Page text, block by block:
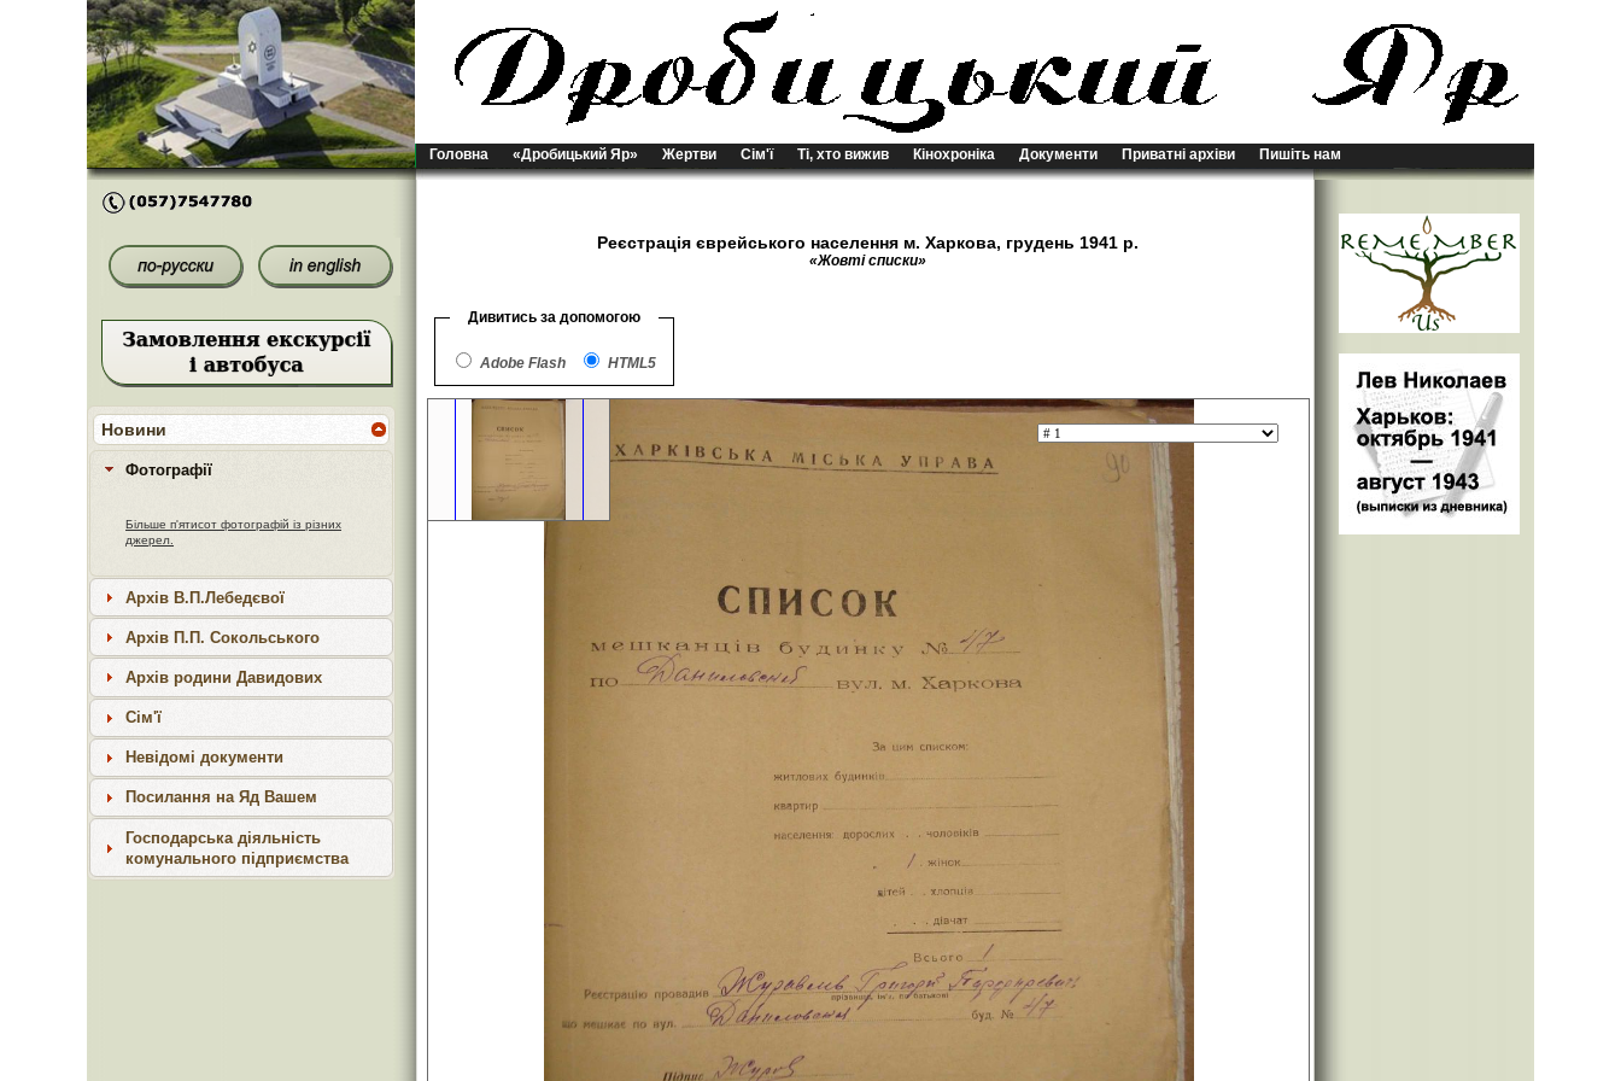
Головна «Дробицький Яр» Жертви Сім'ї Ті, хто вижив Кінохроніка Документи Приватні архіви Пишіть нам
Новини
Фотографії
Більше п'ятисот фотографій із різних
джерел.
Архів В.П.Лебедєвої
Архів П.П. Сокольського
Архів родини Давидових
Сім'ї
Невідомі документи
Посилання на Яд Вашем
Господарська діяльність
комунального підприємства
Реєстрація єврейського населення м. Харкова, грудень 1941 р.
«Жовті списки»
Дивитись за допомогою
Adobe Flash HTML5